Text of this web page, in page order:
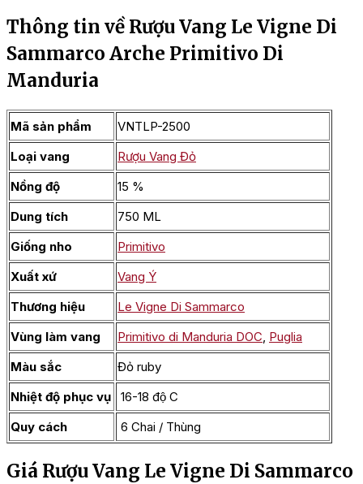
Thông tin về Rượu Vang Le Vigne Di
Sammarco Arche Primitivo Di
Manduria
Mã sản phẩm
VNTLP-2500
Loại vang
Rượu Vang Đỏ
Nồng độ
15 %
Dung tích
750 ML
Giống nho
Primitivo
Xuất xứ
Vang Ý
Thương hiệu
Le Vigne Di Sammarco
Vùng làm vang
Primitivo di Manduria DOC Puglia
Màu sắc
Đỏ ruby
Nhiệt độ phục vụ
16-18 độ C
Quy cách
6 Chai / Thùng
Giá Rượu Vang Le Vigne Di Sammarco